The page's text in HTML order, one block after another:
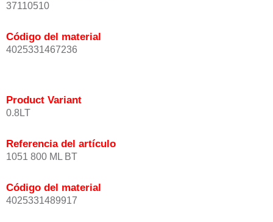
37110510
Código del material
4025331467236
Product Variant
0.8LT
Referencia del artículo
1051 800 ML BT
Código del material
4025331489917